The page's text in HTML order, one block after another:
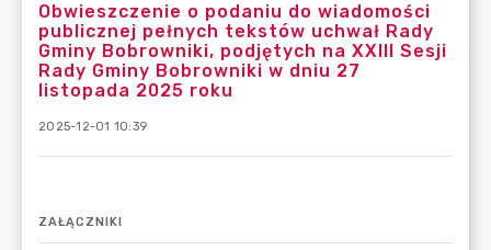
Obwieszczenie o podaniu do wiadomości
publicznej pełnych tekstów uchwał Rady
Gminy Bobrowniki, podjętych na XXIII Sesji
Rady Gminy Bobrowniki w dniu 27
listopada 2025 roku
2025-12-01 10:39
ZAŁĄCZNIKI